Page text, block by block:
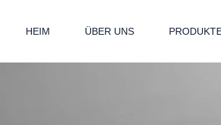
HEIM ÜBER UNS